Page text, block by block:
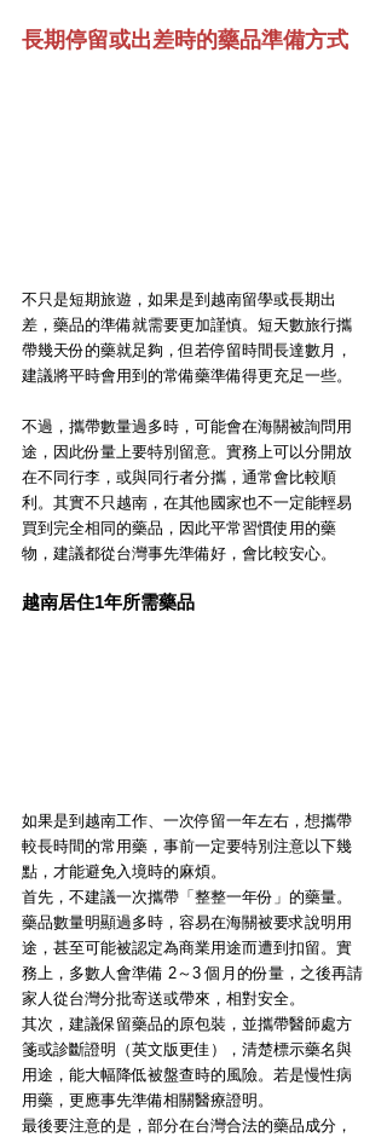
長期停留或出差時的藥品準備方式
不只是短期旅遊，如果是到越南留學或長期出
差，藥品的準備就需要更加謹慎。短天數旅行攜
帶幾天份的藥就足夠，但若停留時間長達數月，
建議將平時會用到的常備藥準備得更充足一些。
不過，攜帶數量過多時，可能會在海關被詢問用
途，因此份量上要特別留意。實務上可以分開放
在不同行李，或與同行者分攜，通常會比較順
利。其實不只越南，在其他國家也不一定能輕易
買到完全相同的藥品，因此平常習慣使用的藥
物，建議都從台灣事先準備好，會比較安心。
越南居住1年所需藥品
如果是到越南工作、一次停留一年左右，想攜帶
較長時間的常用藥，事前一定要特別注意以下幾
點，才能避免入境時的麻煩。
首先，不建議一次攜帶「整整一年份」的藥量。
藥品數量明顯過多時，容易在海關被要求說明用
途，甚至可能被認定為商業用途而遭到扣留。實
務上，多數人會準備 2～3 個月的份量，之後再請
家人從台灣分批寄送或帶來，相對安全。
其次，建議保留藥品的原包裝，並攜帶醫師處方
箋或診斷證明（英文版更佳），清楚標示藥名與
用途，能大幅降低被盤查時的風險。若是慢性病
用藥，更應事先準備相關醫療證明。
最後要注意的是，部分在台灣合法的藥品成分，